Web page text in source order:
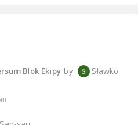
Blok Ekipy by
Sławko